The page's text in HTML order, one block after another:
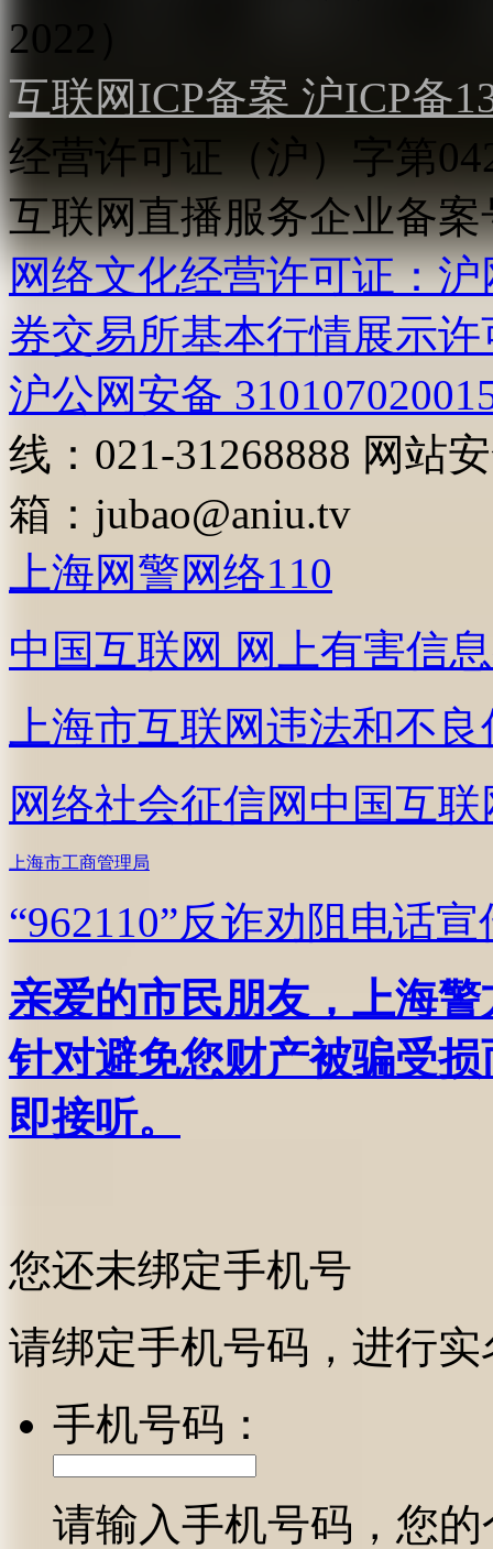
2022）
互联网ICP备案 沪ICP备
经营许可证（沪）字第
互联网直播服务企业备案
网络文化经营许可证：沪
券交易所基本行情展示许
沪公网安备
线：021-31268888 网站
箱： jubao@aniu.tv
上海网警网络110
中国互联网 网上有害信
上海市互联网违法和不
网络社会征信网 中国互
上海市工商管理局
“962110”反诈劝阻电话宣
亲爱的市民朋友，上海
针对避免您财产被骗受
即接听。
您还未绑定手机号
请绑定手机号码，进行
手机号码：
请输入手机号码，您